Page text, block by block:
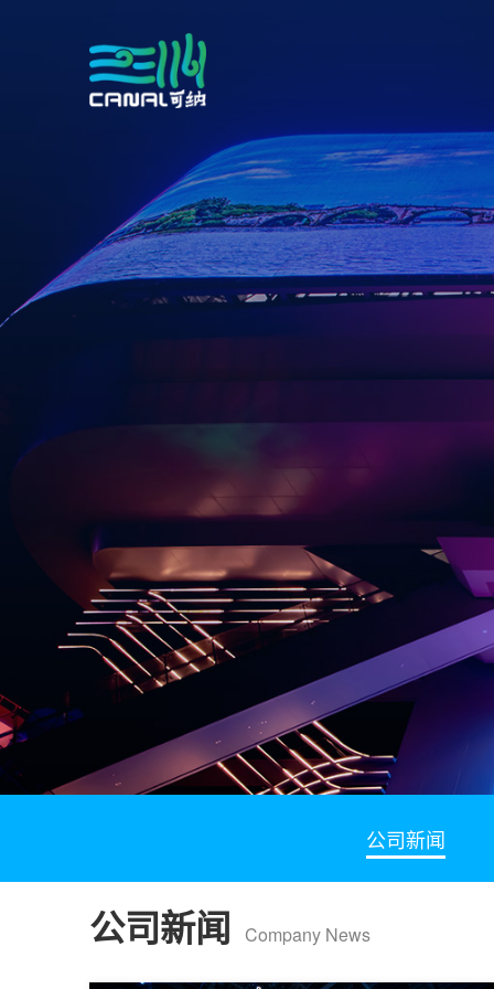
公司新闻
公司新闻 Company News